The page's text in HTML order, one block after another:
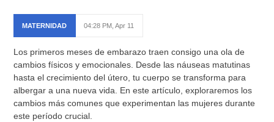
MATERNIDAD 04:28 PM, Apr 11
Los primeros meses de embarazo traen consigo una ola de
cambios físicos y emocionales. Desde las náuseas matutinas
hasta el crecimiento del útero, tu cuerpo se transforma para
albergar a una nueva vida. En este artículo, exploraremos los
cambios más comunes que experimentan las mujeres durante
este período crucial.